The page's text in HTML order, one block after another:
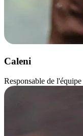
Caleni
Responsable de